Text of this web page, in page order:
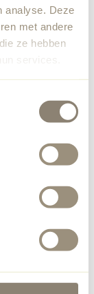
analyse. Deze
met andere
ze hebben
services.